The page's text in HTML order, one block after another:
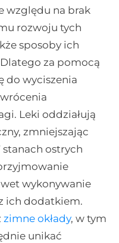
względu na brak
rozwoju tych
sposoby ich
za pomocą
do wyciszenia
Leki oddziałują
zmniejszając
ostrych
wykonywanie
ich dodatkiem.
zimne okłady, w tym
unikać